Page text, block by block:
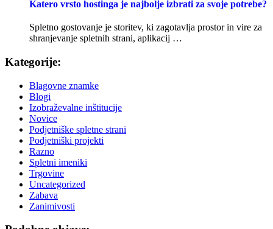
Katero vrsto hostinga je najbolje izbrati za svoje potrebe?
Spletno gostovanje je storitev, ki zagotavlja prostor in vire za
shranjevanje spletnih strani, aplikacij …
Kategorije:
Blagovne znamke
Blogi
Izobraževalne inštitucije
Novice
Podjetniške spletne strani
Podjetniški projekti
Razno
Spletni imeniki
Trgovine
Uncategorized
Zabava
Zanimivosti